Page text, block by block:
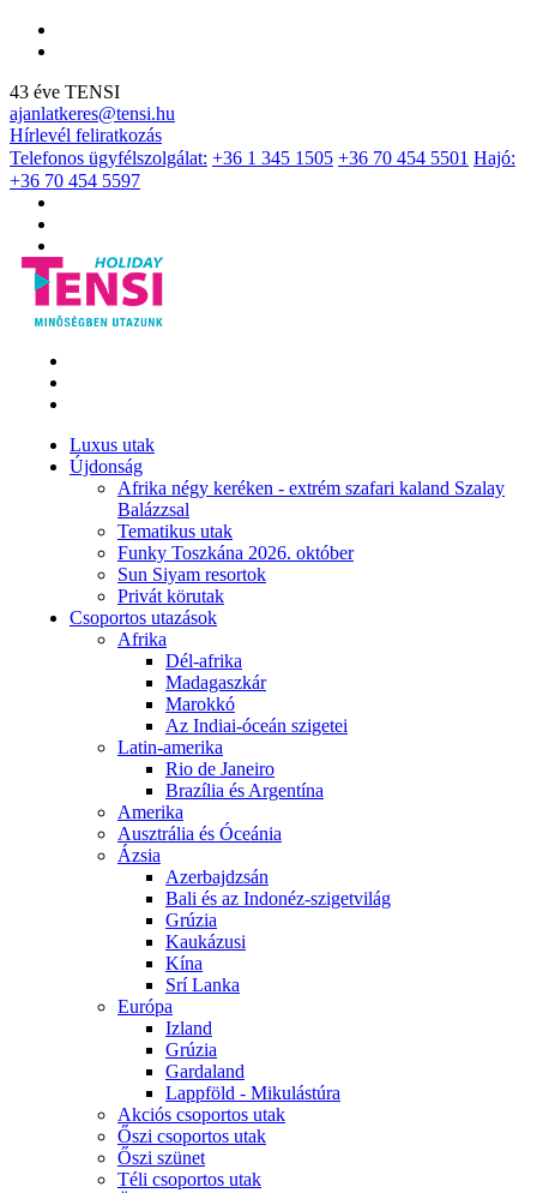
43 éve TENSI
ajanlatkeres@tensi.hu
Hírlevél feliratkozás
Telefonos ügyfélszolgálat: +36 1 345 1505 +36 70 454 5501 Hajó:
+36 70 454 5597
Luxus utak
Újdonság
Afrika négy keréken - extrém szafari kaland Szalay
Balázzsal
Tematikus utak
Funky Toszkána 2026. október
Sun Siyam resortok
Privát körutak
Csoportos utazások
Afrika
Dél-afrika
Madagaszkár
Marokkó
Az Indiai-óceán szigetei
Latin-amerika
Rio de Janeiro
Brazília és Argentína
Amerika
Ausztrália és Óceánia
Ázsia
Azerbajdzsán
Bali és az Indonéz-szigetvilág
Grúzia
Kaukázusi
Kína
Srí Lanka
Európa
Izland
Grúzia
Gardaland
Lappföld - Mikulástúra
Akciós csoportos utak
Őszi csoportos utak
Őszi szünet
Téli csoportos utak